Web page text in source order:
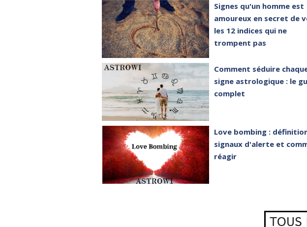
Signes qu'un homme est
amoureux en secret de
les 12 indices qui ne
trompent pas
Comment séduire
signe astrologique : le
complet
Love bombing :
signaux d'alerte et
réagir